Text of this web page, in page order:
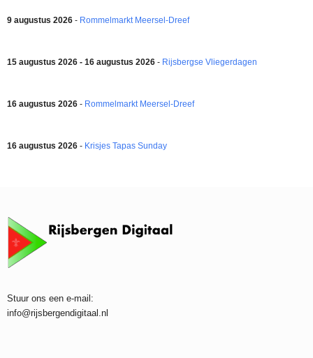
9 augustus 2026 - Rommelmarkt Meersel-Dreef
15 augustus 2026 - 16 augustus 2026 - Rijsbergse Vliegerdagen
16 augustus 2026 - Rommelmarkt Meersel-Dreef
16 augustus 2026 - Krisjes Tapas Sunday
Stuur ons een e-mail:
info@rijsbergendigitaal.nl